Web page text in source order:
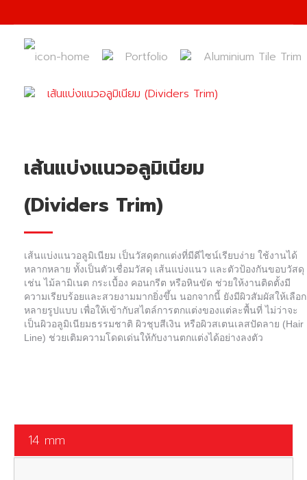
Portfolio Aluminium Tile Trim
เส้นแบ่งแนวอลูมิเนียม (Dividers Trim)
เส้นแบ่งแนวอลูมิเนียม
(Dividers Trim)
เส้นแบ่งแนวอลูมิเนียม เป็นวัสดุตกแต่งที่มีดีไซน์เรียบง่าย ใช้งานได้
หลากหลาย ทั้งเป็นตัวเชื่อมวัสดุ เส้นแบ่งแนว และตัวป้องกันขอบวัสดุ
เช่น ไม้ลามิเนต กระเบื้อง คอนกรีต หรือหินขัด ช่วยให้งานติดตั้งมี
ความเรียบร้อยและสวยงามมากยิ่งขึ้น นอกจากนี้ ยังมีผิวสัมผัสให้เลือก
หลายรูปแบบ เพื่อให้เข้ากับสไตล์การตกแต่งของแต่ละพื้นที่ ไม่ว่าจะ
เป็นผิวอลูมิเนียมธรรมชาติ ผิวชุบสีเงิน หรือผิวสเตนเลสปัดลาย (Hair
Line) ช่วยเติมความโดดเด่นให้กับงานตกแต่งได้อย่างลงตัว
14 mm